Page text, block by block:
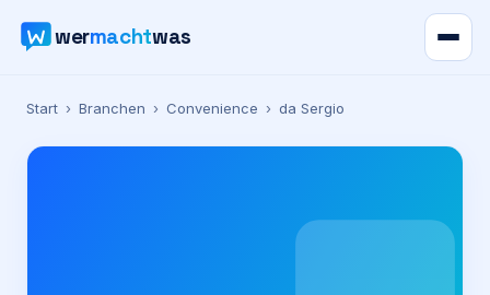
wermachtwas
Verzeichnis
Karte
Start › Branchen › Convenience › da Sergio